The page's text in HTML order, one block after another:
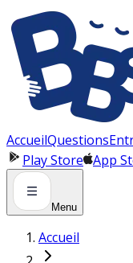
AccueilQuestions
Play Store App
Menu
Accueil
Panneau de gestion